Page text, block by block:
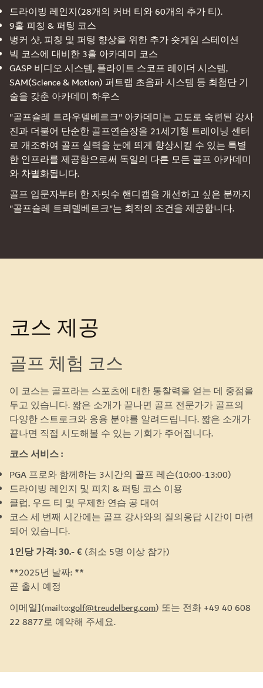
드라이빙 레인지(28개의 커버 티와 60개의 추가 티).
9홀 피칭 & 퍼팅 코스
벙커 샷, 피칭 및 퍼팅 향상을 위한 추가 숏게임 스테이션
빅 코스에 대비한 3홀 아카데미 코스
GASP 비디오 시스템, 플라이트 스코프 레이더 시스템,
SAM(Science & Motion) 퍼트랩 초음파 시스템 등 최첨단 기
술을 갖춘 아카데미 하우스
"골프슐레 트라우델베르크" 아카데미는 고도로 숙련된 강사
진과 더불어 단순한 골프연습장을 21세기형 트레이닝 센터
로 개조하여 골프 실력을 눈에 띄게 향상시킬 수 있는 특별
한 인프라를 제공함으로써 독일의 다른 모든 골프 아카데미
와 차별화됩니다.
골프 입문자부터 한 자릿수 핸디캡을 개선하고 싶은 분까지
"골프슐레 트뢰델베르크"는 최적의 조건을 제공합니다.
코스 제공
골프 체험 코스
이 코스는 골프라는 스포츠에 대한 통찰력을 얻는 데 중점을
두고 있습니다. 짧은 소개가 끝나면 골프 전문가가 골프의
다양한 스트로크와 응용 분야를 알려드립니다. 짧은 소개가
끝나면 직접 시도해볼 수 있는 기회가 주어집니다.
코스 서비스 :
PGA 프로와 함께하는 3시간의 골프 레슨(10:00-13:00)
드라이빙 레인지 및 피치 & 퍼팅 코스 이용
클럽, 우드 티 및 무제한 연습 공 대여
코스 세 번째 시간에는 골프 강사와의 질의응답 시간이 마련
되어 있습니다.
1인당 가격: 30.- € (최소 5명 이상 참가)
**2025년 날짜: **
곧 출시 예정
이메일](mailto:golf@treudelberg.com) 또는 전화 +49 40 608
22 8877로 예약해 주세요.